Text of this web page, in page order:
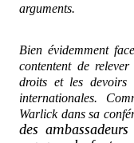
arguments.
Bien évidemment
contentent de
droits et les devoirs
internationales.
Warlick dans sa
des